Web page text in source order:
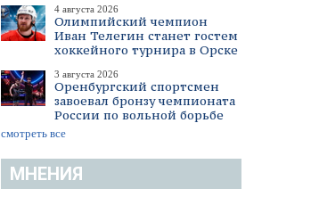
4 августа 2026
Олимпийский чемпион
Иван Телегин станет гостем
хоккейного турнира в Орске
3 августа 2026
Оренбургский спортсмен
завоевал бронзу чемпионата
России по вольной борьбе
смотреть все
МНЕНИЯ